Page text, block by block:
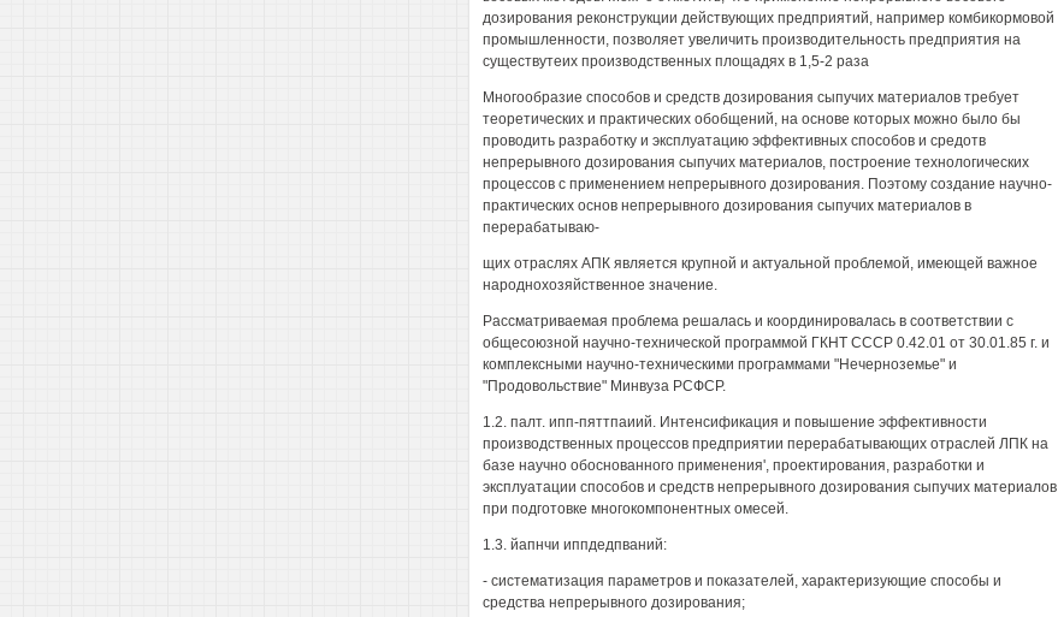
дозирования реконструкции действующих предприятий, например комбикормовой
промышленности, позволяет увеличить производительность предприятия на
существутеих производственных площадях в 1,5-2 раза
Многообразие способов и средств дозирования сыпучих материалов требует
теоретических и практических обобщений, на основе которых можно было бы
проводить разработку и эксплуатацию эффективных способов и средотв
непрерывного дозирования сыпучих материалов, построение технологических
процессов с применением непрерывного дозирования. Поэтому создание научно-
практических основ непрерывного дозирования сыпучих материалов в
перерабатываю-
щих отраслях АПК является крупной и актуальной проблемой, имеющей важное
народнохозяйственное значение.
Рассматриваемая проблема решалась и координировалась в соответствии с
общесоюзной научно-технической программой ГКНТ СССР 0.42.01 от 30.01.85 г. и
комплексными научно-техническими программами "Нечерноземье" и
"Продовольствие" Минвуза РСФСР.
1.2. палт. ипп-пяттпаиий. Интенсификация и повышение эффективности
производственных процессов предприятии перерабатывающих отраслей ЛПК на
базе научно обоснованного применения', проектирования, разработки и
эксплуатации способов и средств непрерывного дозирования сыпучих материалов
при подготовке многокомпонентных омесей.
1.3. йапнчи иппдедпваний:
- систематизация параметров и показателей, характеризующие способы и
средства непрерывного дозирования;